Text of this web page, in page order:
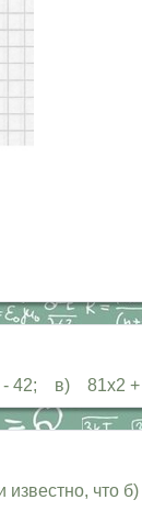
х - 42; в)
что